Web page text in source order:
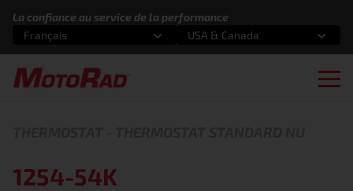
La confiance au service de la performance
Sélectionnez une option
Français
Sélectionnez une option
USA & Canada
1254-54K